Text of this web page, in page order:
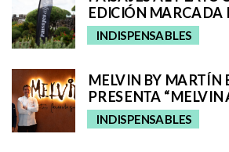
EDICIÓN MARCADA
TALENTO
INTERPRETACIÓN
INDISPENSABLES
MELVIN BY MARTÍN
PRESENTA “MELVIN
EXPERIENCIA QUE
COCINA Y
INDISPENSABLES